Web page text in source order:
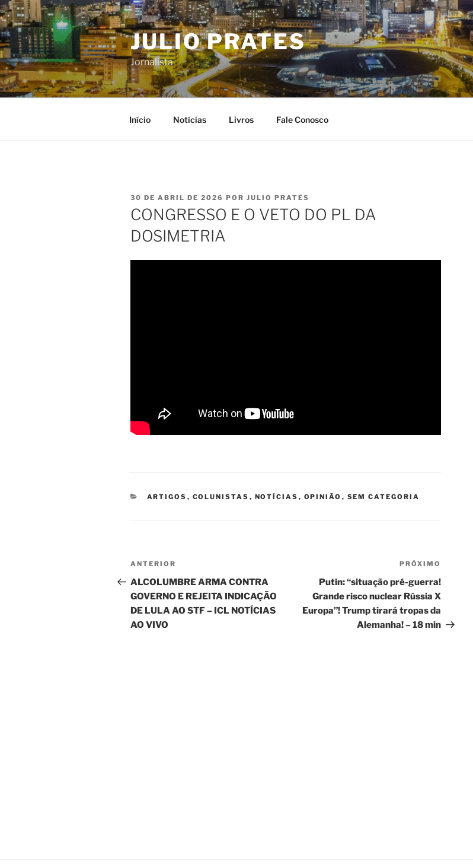
Pular
para
o
conteúdo
JULIO PRATES
Jornalista
Início Notícias Livros Fale Conosco
PUBLICADO
EM
30 DE ABRIL DE 2026 POR JULIO PRATES
CONGRESSO E O VETO DO PL DA
DOSIMETRIA
CATEGORIAS
ARTIGOS , COLUNISTAS , NOTÍCIAS , OPINIÃO , SEM CATEGORIA
Navegação
de
Post
Post
anterior
ANTERIOR
ALCOLUMBRE ARMA CONTRA
GOVERNO E REJEITA INDICAÇÃO
DE LULA AO STF – ICL NOTÍCIAS
AO VIVO
post
PRÓXIMO
Putin: “situação pré-guerra!
Grande risco nuclear Rússia X
Europa”! Trump tirará tropas da
Alemanha! – 18 min